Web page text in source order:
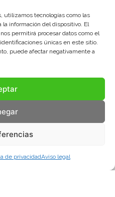
utilizamos tecnologías como las
la información del dispositivo. El
permitirá procesar datos como el
únicas en este sitio.
puede afectar negativamente a
de privacidadAviso legal